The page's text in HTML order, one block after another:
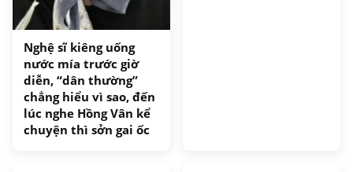
Nghệ sĩ kiêng uống
nước mía trước giờ
diễn, “dân thường”
chẳng hiểu vì sao, đến
lúc nghe Hồng Vân kể
chuyện thì sởn gai ốc